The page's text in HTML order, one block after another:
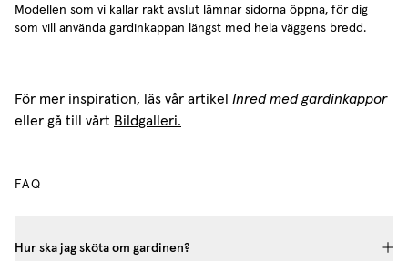
Modellen som vi kallar rakt avslut lämnar sidorna öppna, för dig
som vill använda gardinkappan längst med hela väggens bredd.
För mer inspiration, läs vår artikel Inred med gardinkappor
eller gå till vårt Bildgalleri.
FAQ
Hur ska jag sköta om gardinen?